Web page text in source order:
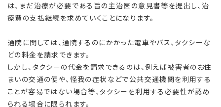
は、まだ治療が必要である旨の主治医の意見書等を提出し、治
療費の支払継続を求めていくことになります。
通院に関しては、通院するのにかかった電車やバス、タクシーな
どの料金を請求できます。
しかし、タクシーの代金を請求できるのは、例えば被害者のお住
まいの交通の便や、怪我の症状などで公共交通機関を利用する
ことが容易ではない場合等、タクシーを利用する必要性が認め
られる場合に限られます。